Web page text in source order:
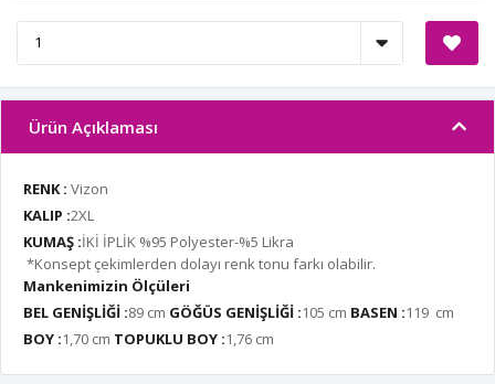
Ürün Açıklaması
RENK : Vizon
KALIP :2XL
KUMAŞ :İKİ İPLİK %95 Polyester-%5 Likra
*Konsept çekimlerden dolayı renk tonu farkı olabilir.
Mankenimizin Ölçüleri
BEL GENİŞLİĞİ :89 cm GÖĞÜS GENİŞLİĞİ :105 cm BASEN :119 cm
BOY :1,70 cm TOPUKLU BOY :1,76 cm